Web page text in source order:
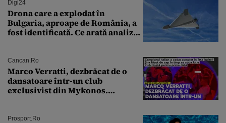
Digi24
Drona care a explodat în
Bulgaria, aproape de România, a
fost identificată. Ce arată analiza
Cancan.ro
Marco Verratti, dezbrăcat de o
dansatoare într-un club
exclusivist din Mykonos.
Prosport.ro